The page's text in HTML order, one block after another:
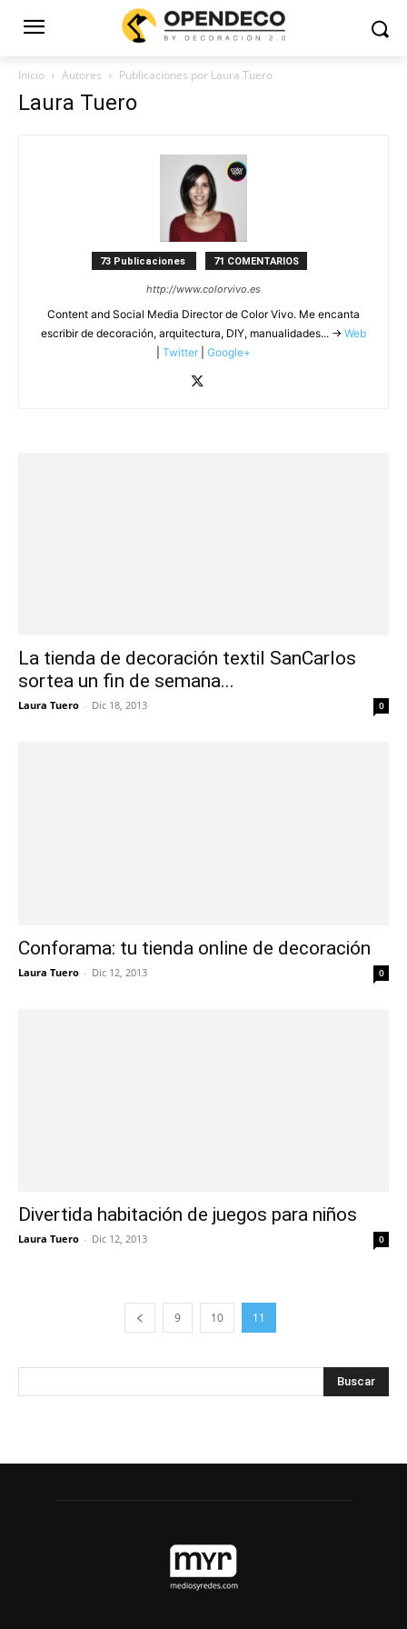
Inicio Autores Publicaciones por Laura Tuero
Laura Tuero
73 Publicaciones 71 COMENTARIOS
http://www.colorvivo.es
Content and Social Media Director de Color Vivo. Me encanta
escribir de decoración, arquitectura, DIY, manualidades... → Web
Twitter Google+
La tienda de decoración textil SanCarlos
sortea un fin de semana...
Laura Tuero - Dic 18, 2013 0
Conforama: tu tienda online de decoración
Laura Tuero - Dic 12, 2013 0
Divertida habitación de juegos para niños
Laura Tuero - Dic 12, 2013 0
9 10 11